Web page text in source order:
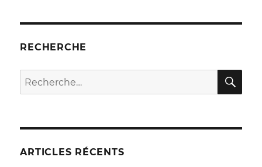
über
Zertifizierungsstellen-
(CAWE)
mit
„RPC_S_SERVER_UNAVAILABLE“
RECHERCHE
Recherche
pour :
ARTICLES RÉCENTS